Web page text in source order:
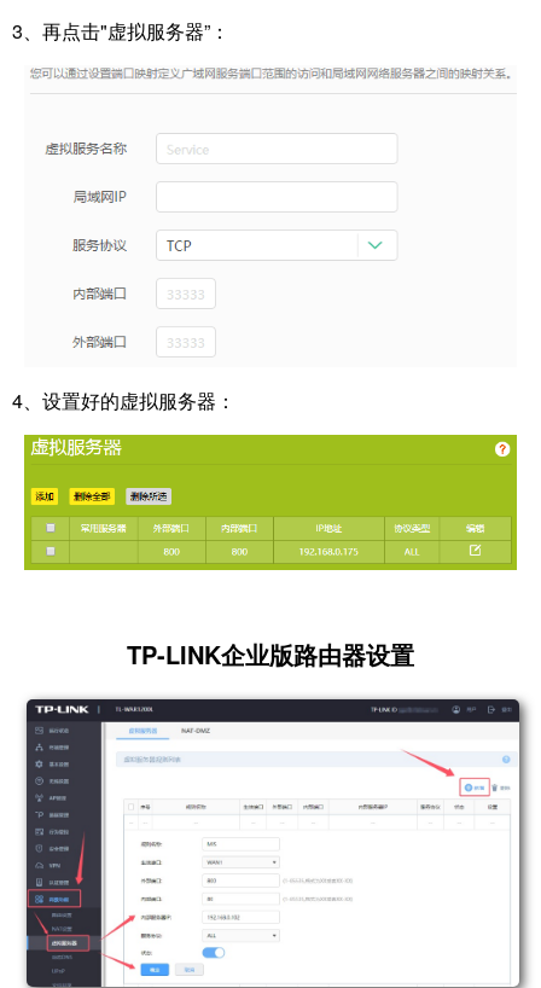
3、再点击"虚拟服务器”：
4、设置好的虚拟服务器：
TP-LINK企业版路由器设置